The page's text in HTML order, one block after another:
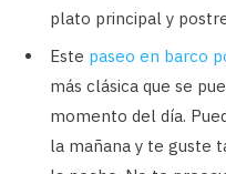
plato principal y
Este paseo en barco
más clásica que se
momento del día.
la mañana y te guste